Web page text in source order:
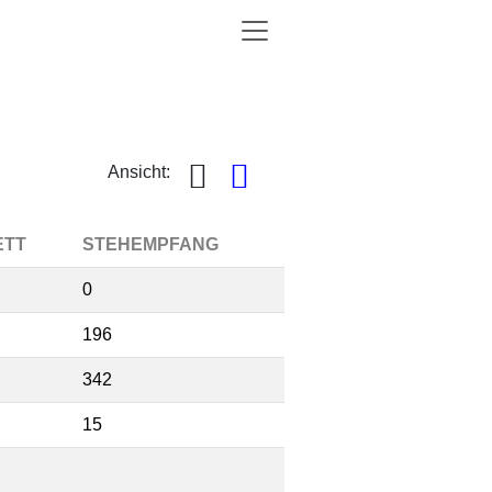
Ansicht:
STEHEMPFANG
0
196
342
15